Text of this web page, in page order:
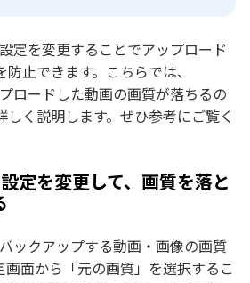
定を変更することでアップロード
止できます。こちらでは、
ロードした動画の画質が落ちるの
しく説明します。ぜひ参考にご覧く
定を変更して、画質を落と
ックアップする動画・画像の画質
画面から「元の画質」を選択するこ